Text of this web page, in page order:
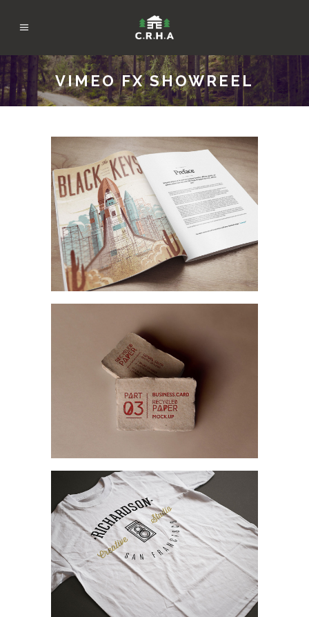
VIMEO FX SHOWREEL